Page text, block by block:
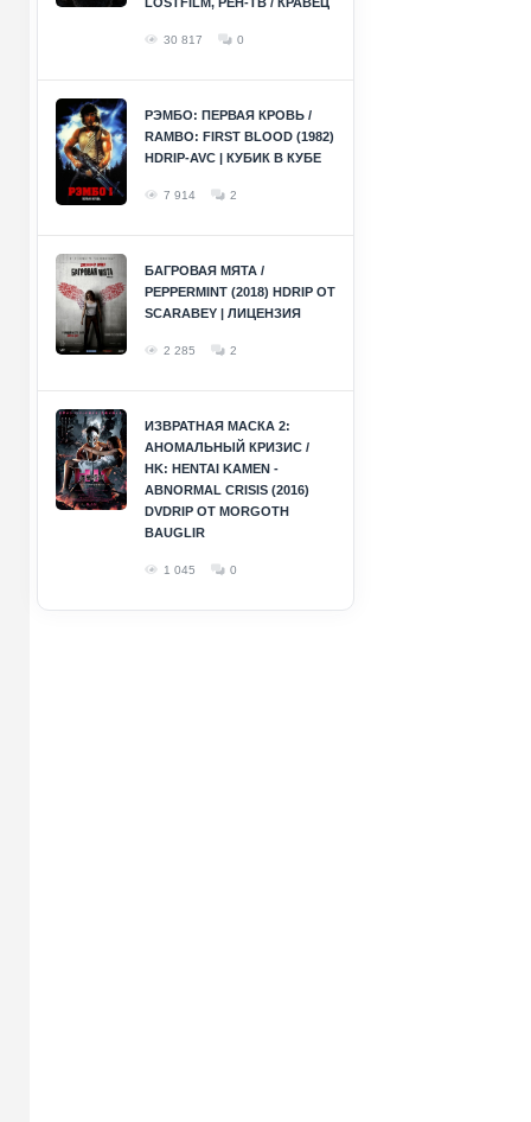
30 817 0
РЭМБО: ПЕРВАЯ КРОВЬ /
RAMBO: FIRST BLOOD (1982)
HDRIP-AVC | КУБИК В КУБЕ
7 914 2
БАГРОВАЯ МЯТА /
PEPPERMINT (2018) HDRIP ОТ
SCARABEY | ЛИЦЕНЗИЯ
2 285 2
ИЗВРАТНАЯ МАСКА 2:
АНОМАЛЬНЫЙ КРИЗИС /
HK: HENTAI KAMEN -
ABNORMAL CRISIS (2016)
DVDRIP ОТ MORGOTH
BAUGLIR
1 045 0